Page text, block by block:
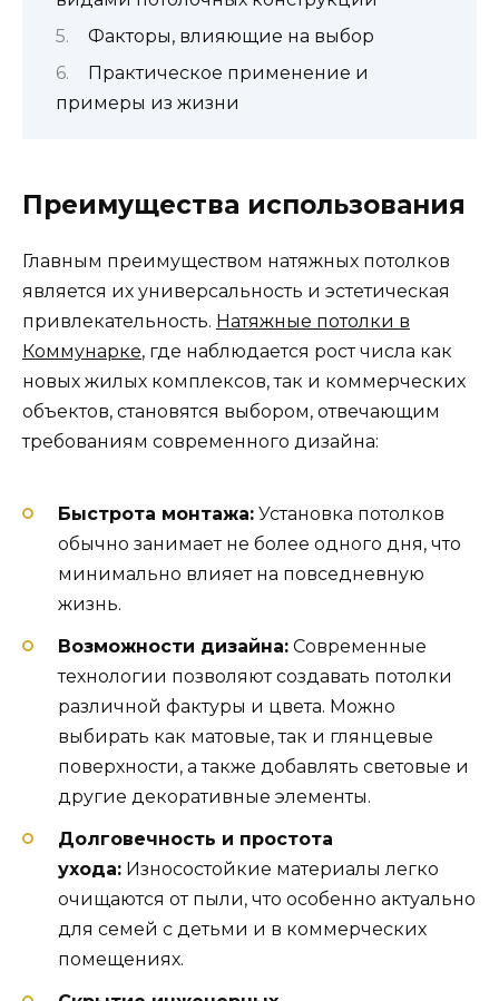
Факторы, влияющие на выбор
Практическое применение и
примеры из жизни
Преимущества использования
Главным преимуществом натяжных потолков
является их универсальность и эстетическая
привлекательность. Натяжные потолки в
Коммунарке, где наблюдается рост числа как
новых жилых комплексов, так и коммерческих
объектов, становятся выбором, отвечающим
требованиям современного дизайна:
Быстрота монтажа: Установка потолков
обычно занимает не более одного дня, что
минимально влияет на повседневную
жизнь.
Возможности дизайна: Современные
технологии позволяют создавать потолки
различной фактуры и цвета. Можно
выбирать как матовые, так и глянцевые
поверхности, а также добавлять световые и
другие декоративные элементы.
Долговечность и простота
ухода: Износостойкие материалы легко
очищаются от пыли, что особенно актуально
для семей с детьми и в коммерческих
помещениях.